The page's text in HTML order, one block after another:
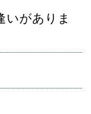
いがありま